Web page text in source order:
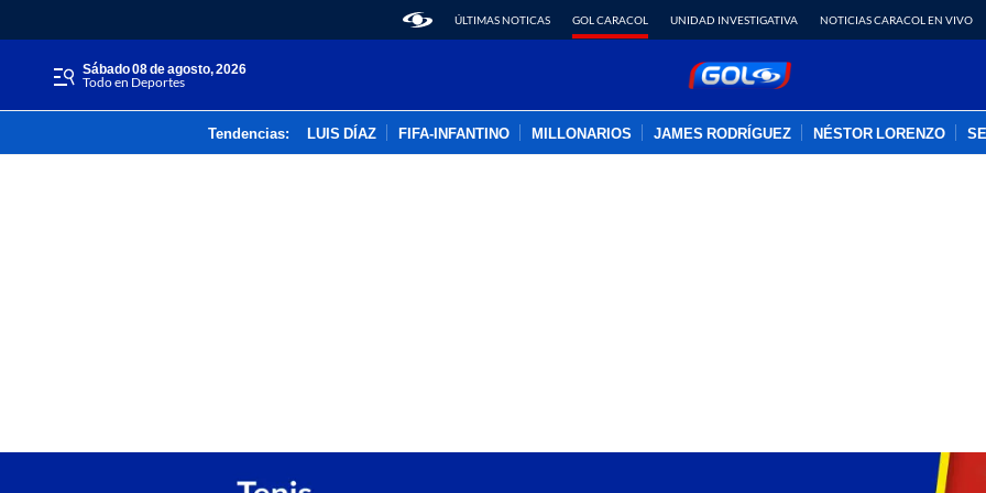
ÚLTIMAS NOTICAS GOL CARACOL UNIDAD INVESTIGATIVA NOTICIAS CARACOL EN VIVO
sábado 08 de agosto, 2026
Todo en Deportes
Tendencias: LUIS DÍAZ FIFA-INFANTINO MILLONARIOS JAMES RODRÍGUEZ NÉSTOR LORENZO